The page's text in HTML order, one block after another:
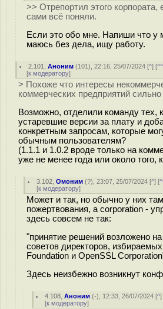
>> Отрепортил этого корпората,
сами всё поняли.
Если это обо мне. Напиши что у
маюсь без дела, ищу работу.
2.101 ,Аноним (101), 22:16, 25/07/2024 [^] [^^
[к модератору]
> Похоже что интересы
коммерческих предприятий
Возможно, отделили команду тех,
устаревшие версии за плату и
конкретным запросам, которые
обычным пользователям?
(1.1.1 и 1.0.2 вроде только на
уже не менее года или около того,
3.102 ,Омоним (?), 23:07, 25/07/2024 [^] [
[к модератору]
Может и так, но обычно у них
пожертвования, а corporation -
здесь совсем не так:
"принятие решений возложено
советов директоров,
Foundation и OpenSSL
Здесь неизбежно возникнут
4.108 ,Аноним (-), 12:33, 26/07/2024 [^]
[к модератору]